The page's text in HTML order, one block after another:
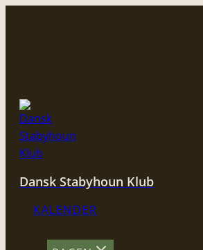
Dansk Stabyhoun Klub
KALENDER